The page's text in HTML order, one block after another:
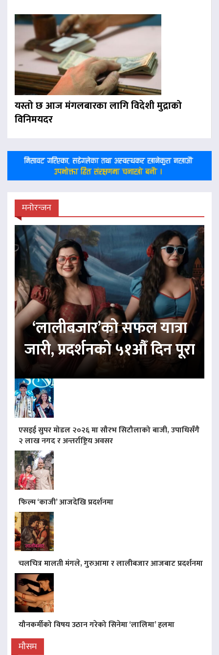
यस्तो छ आज मंगलबारका लागि विदेशी मुद्राको
विनिमयदर
मनोरन्जन
‘लालीबजार’को सफल यात्रा
जारी, प्रदर्शनको ५१औँ दिन पूरा
एसइई सुपर मोडल २०२६ मा सौरभ सिटौलाको बाजी, उपाधिसँगै
२ लाख नगद र अन्तर्राष्ट्रिय अवसर
फिल्म ‘काजी’ आजदेखि प्रदर्शनमा
चलचित्र मालती मंगले, गुरुआमा र लालीबजार आजबाट प्रदर्शनमा
यौनकर्मीको विषय उठान गरेको सिनेमा ‘लालिमा’ हलमा
मौसम